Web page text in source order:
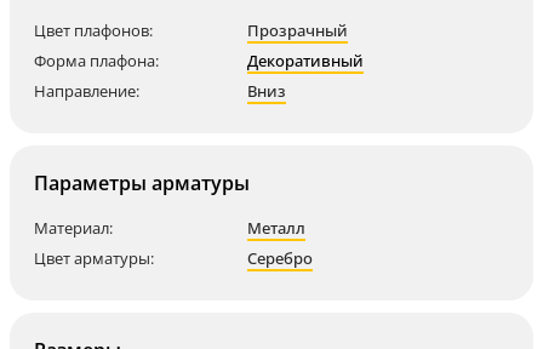
Цвет плафонов:
Прозрачный
Форма плафона:
Декоративный
Направление:
Вниз
Параметры арматуры
Материал:
Металл
Цвет арматуры:
Серебро